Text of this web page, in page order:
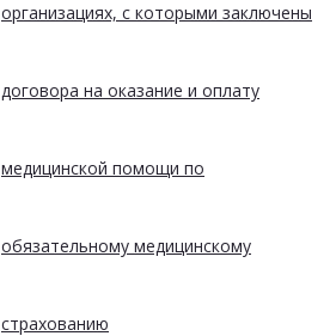
организациях, с которыми заключены
договора на оказание и оплату
медицинской помощи по
обязательному медицинскому
страхованию